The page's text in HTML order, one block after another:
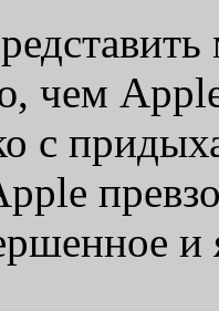
чем
с
и